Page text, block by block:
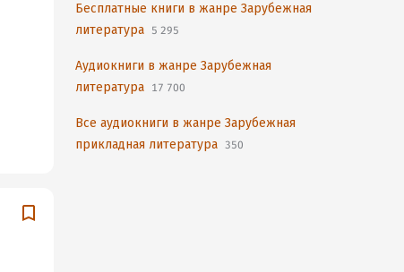
Бесплатные книги в жанре Зарубежная
литература
5 295
Аудиокниги в жанре Зарубежная
литература
17 700
Все аудиокниги в жанре Зарубежная
прикладная литература 350